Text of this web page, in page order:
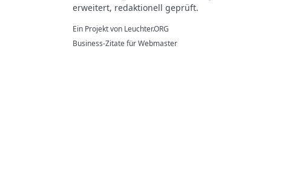
erweitert, redaktionell geprüft.
Ein Projekt von Leuchter.ORG
Business-Zitate für Webmaster